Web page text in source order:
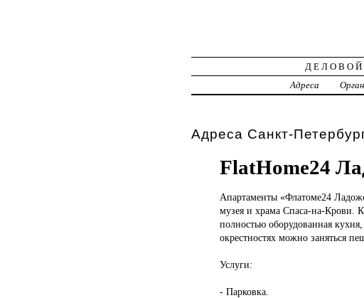
Адреса
Адреса Санкт-
FlatHome24
Апартаменты «Флатоме24
музея и храма Спаса-на-Крови. К
полностью оборудованная
окрестностях можно заняться
Услуги:
- Парковка.